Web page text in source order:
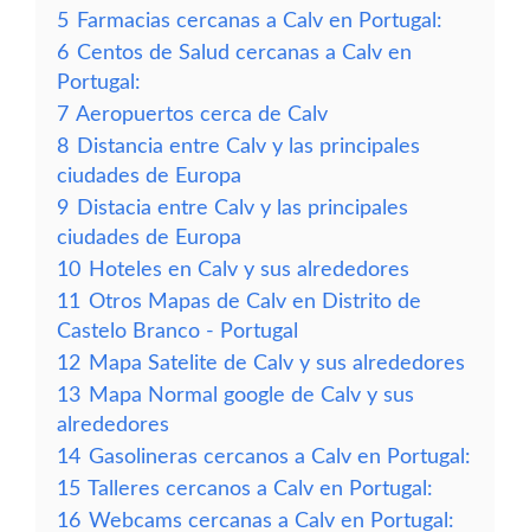
5 Farmacias cercanas a Calv en Portugal:
6 Centos de Salud cercanas a Calv en
Portugal:
7 Aeropuertos cerca de Calv
8 Distancia entre Calv y las principales
ciudades de Europa
9 Distacia entre Calv y las principales
ciudades de Europa
10 Hoteles en Calv y sus alrededores
11 Otros Mapas de Calv en Distrito de
Castelo Branco - Portugal
12 Mapa Satelite de Calv y sus alrededores
13 Mapa Normal google de Calv y sus
alrededores
14 Gasolineras cercanos a Calv en Portugal:
15 Talleres cercanos a Calv en Portugal:
16 Webcams cercanas a Calv en Portugal: